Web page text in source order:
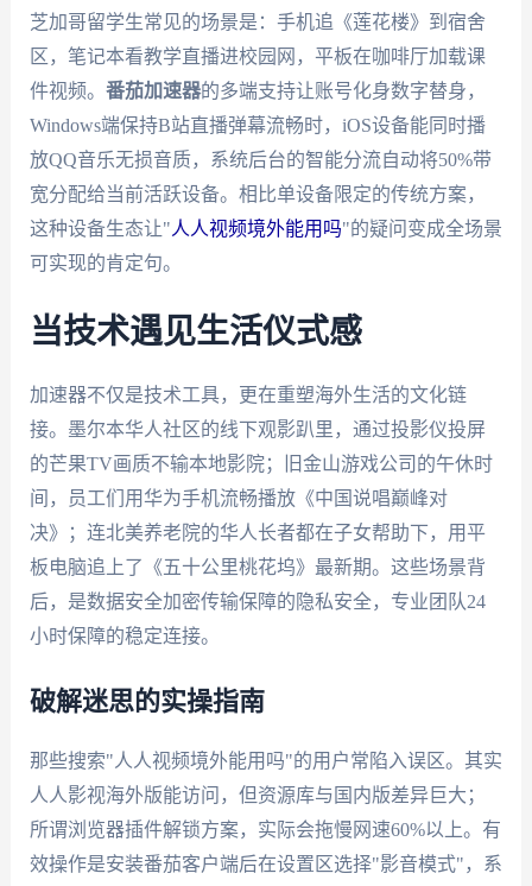
芝加哥留学生常见的场景是：手机追《莲花楼》到宿舍
区，笔记本看教学直播进校园网，平板在咖啡厅加载课
件视频。 番茄加速器的多端支持让账号化身数字替身，
Windows端保持B站直播弹幕流畅时，iOS设备能同时播
放QQ音乐无损音质，系统后台的智能分流自动将50%带
宽分配给当前活跃设备。相比单设备限定的传统方案，
这种设备生态让"人人视频境外能用吗"的疑问变成全场景
可实现的肯定句。
当技术遇见生活仪式感
加速器不仅是技术工具，更在重塑海外生活的文化链
接。墨尔本华人社区的线下观影趴里，通过投影仪投屏
的芒果TV画质不输本地影院；旧金山游戏公司的午休时
间，员工们用华为手机流畅播放《中国说唱巅峰对
决》；连北美养老院的华人长者都在子女帮助下，用平
板电脑追上了《五十公里桃花坞》最新期。这些场景背
后，是数据安全加密传输保障的隐私安全，专业团队24
小时保障的稳定连接。
破解迷思的实操指南
那些搜索"人人视频境外能用吗"的用户常陷入误区。其实
人人影视海外版能访问，但资源库与国内版差异巨大；
所谓浏览器插件解锁方案，实际会拖慢网速60%以上。有
效操作是安装番茄客户端后在设置区选择"影音模式"，系